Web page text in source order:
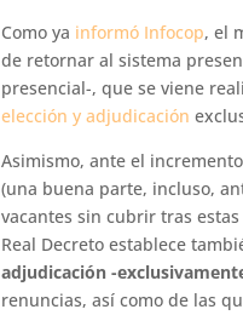
Como ya informó Infocop, el
de retornar al sistema
presencial-, que se viene
elección y adjudicación
Asimismo, ante el
(una buena parte, incluso,
vacantes sin cubrir tras
Real Decreto establece
adjudicación -
renuncias, así como de las